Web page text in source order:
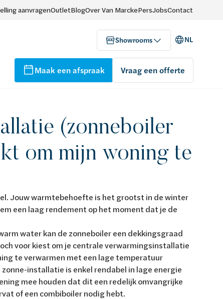
aanvragenOutletBlogOver Van MarckePersJobsContact
Showrooms NL
Maak een afspraak Vraag een offerte
(zonneboiler
om mijn woning te
Jouw warmtebehoefte is het grootst in de winter
een laag rendement op het moment dat je de
water kan de zonneboiler een dekkingsgraad
voor kiest om je centrale verwarmingsinstallatie
te verwarmen met een lage temperatuur
installatie is enkel rendabel in lage energie
mee houden dat dit een redelijk omvangrijke
of een combiboiler nodig hebt.